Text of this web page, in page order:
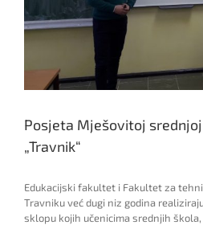
Posjeta Mješovitoj
„Travnik“
Edukacijski fakultet i Fakultet za
Travniku već dugi niz godina
sklopu kojih učenicima srednjih